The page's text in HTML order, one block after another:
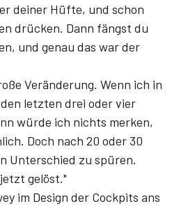
deiner Hüfte, und schon
drücken. Dann fängst du
und genau das war der
Veränderung. Wenn ich in
letzten drei oder vier
würde ich nichts merken,
Doch nach 20 oder 30
Unterschied zu spüren.
gelöst."
im Design der Cockpits ans